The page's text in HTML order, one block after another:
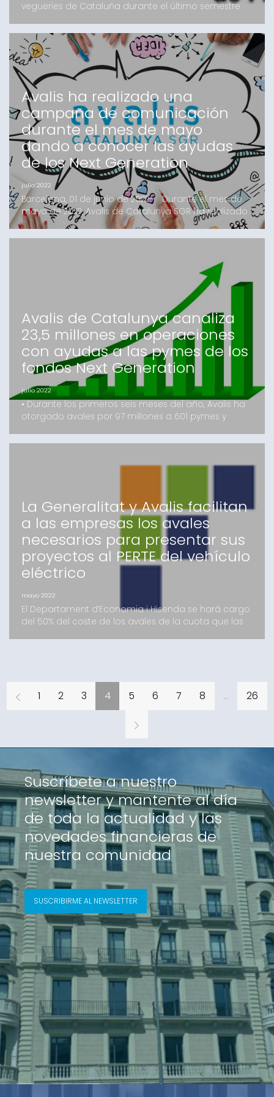
vegueries de Cataluña durante el último semestre
primera sesión se ha celebrado en el Palau Firal i de
Congresos de Tarragona, y es la primera de la serie
de Encuentros por el Crecimiento Económico
Sostenible que el ICF organiza a diferentes vegueries
de Ca
Avalis ha realizado una
campaña de comunicación
durante el mes de mayo
dando a conocer las ayudas
de los Next Generation
julio 2022
Barcelona, 01 de junio de 2022.- Durante el mes de
mayo de 2022, Avalis de Catalunya SGR ha realizado
una campaña de comunicación centrada en la
difusión de las ayudas de los Next Generation que
industriales. Hemos estado presentes en las
Avalis de Catalunya canaliza
23,5 millones en operaciones
con ayudas a las pymes de los
fondos Next Generation
julio 2022
• Durante los primeros seis meses del año, Avalis ha
otorgado avales por 97 millones a 601 pymes y
respecto al año anterior• Se disparan las
crecimiento del 173% con un importe total
La Generalitat y Avalis facilitan
a las empresas los avales
necesarios para presentar sus
proyectos al PERTE del vehículo
eléctrico
mayo 2022
El Departament d’Economia i Hisenda se hará cargo
del 50% del coste de los avales de la cuota que las
avales por el importe de la subvención solicitada Bar
1 2 3 4 5 6 7 8 ... 26
Suscríbete a nuestro
newsletter y mantente al día
de toda la actualidad y las
novedades financieras de
nuestra comunidad
SUSCRIBIRME AL NEWSLETTER